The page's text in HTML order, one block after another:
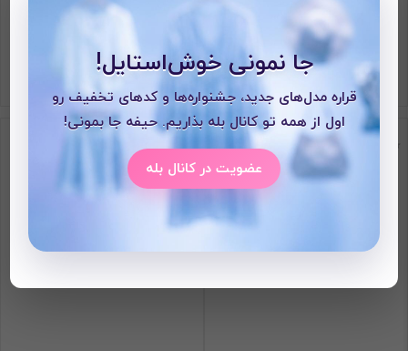
مانتو جین
نامــوجود
مانتو جین
20%
جا نمونی خوش‌استایل!
قراره مدل‌های جدید، جشنواره‌ها و کدهای تخفیف رو
اول از همه تو کانال بله بذاریم. حیفه جا بمونی!
عضویت در کانال بله